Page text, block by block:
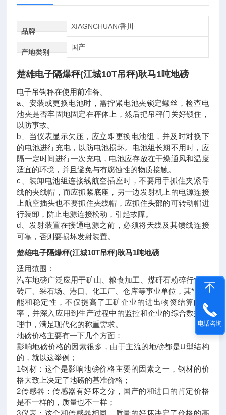
品牌
XIAGNCHUAN/香川
产地类别
国产
楚雄电子隔爆秤(江城10T吊秤)耿马1吨地磅
电子吊钩秤在使用前准备。
a、安装或更换电池时，需拧紧电池夹锁定螺丝，检查电
池夹是否牢固地固定在秤体上，然后把吊秤门关好锁住，
以防事故。
b、当仪表显示欠压，应立即更换电池组，并及时对换下
的电池进行充电，以防电池损坏。电池组长期不用时，应
隔一定时间进行一次充电，电池应存放在干燥通风和温度
适宜的环境，并且避免与有腐蚀性的物质接触。
c、装卸电池组连接线航空插座时，不要用手抓住夹紧导
线的夹线帽，而应抓紧底座，另一边发射机上的电源连接
上航空插头也不要抓住夹线帽，应抓住头部的可转动帽进
行装卸，防止电源连接松动，引起故障。
d、发射装置在接通电源之前，必须将天线及其馈线连接
可靠，否则要损坏发射装置。
楚雄电子隔爆秤(江城10T吊秤)耿马1吨地磅
适用范围：
汽车地磅广泛应用于矿山、粮食加工、煤矸石粉碎行业、
砖厂、采石场、港口、化工厂、仓库等事业单位，其*的性
能和稳定性，不仅提高了工矿企业的进出物资结算的效
率，并深入应用到生产过程中的监控和企业的综合数据管
理中，满足现代化的称重需求。
地磅价格主要有一下几个方面：
影响地磅价格的因素很多，由于主流的地磅都是U型结构
的，就以这举例；
1钢材：这个是影响地磅价格主要的因素之一，钢材的价
格大致上决定了地磅的基准价格；
2传感器：传感器有好坏之分，国产的和进口的肯定价格
是不一样的，质量也不一样；
3仪表：这个和传感器相同，质量的好坏决定了价格的高
电话咨询